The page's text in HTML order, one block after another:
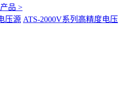
品 >
压源 ATS-2000V系列高精度电压